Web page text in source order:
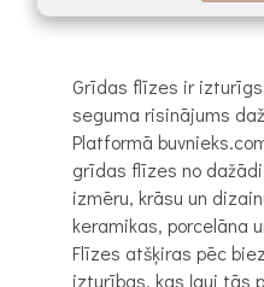
Grīdas flīzes ir
seguma risinājums
Platformā
grīdas flīzes no
izmēru, krāsu un
keramikas, porcelāna
Flīzes atšķiras pēc
izturības, kas ļauj tās